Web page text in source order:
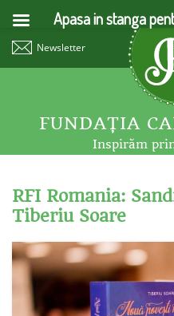
Newsletter
FUNDAŢIA
Inspirăm
RFI Romania:
Tiberiu Soare
Apasa in stanga